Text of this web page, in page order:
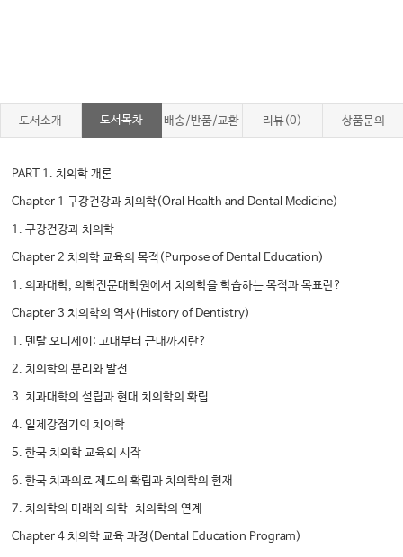
도서소개 도서목차 배송/반품/교환 리뷰(0) 상품문의
PART 1. 치의학 개론
Chapter 1 구강건강과 치의학(Oral Health and Dental Medicine)
1. 구강건강과 치의학
Chapter 2 치의학 교육의 목적(Purpose of Dental Education)
1. 의과대학, 의학전문대학원에서 치의학을 학습하는 목적과 목표란?
Chapter 3 치의학의 역사(History of Dentistry)
1. 덴탈 오디세이: 고대부터 근대까지란?
2. 치의학의 분리와 발전
3. 치과대학의 설립과 현대 치의학의 확립
4. 일제강점기의 치의학
5. 한국 치의학 교육의 시작
6. 한국 치과의료 제도의 확립과 치의학의 현재
7. 치의학의 미래와 의학-치의학의 연계
Chapter 4 치의학 교육 과정(Dental Education Program)